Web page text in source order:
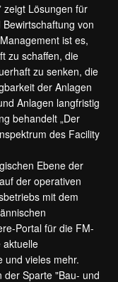
zeigt Lösungen für
von
ist es,
zu schaffen, die
zu senken, die
der Anlagen
Anlagen langfristig
behandelt „Der
des Facility
Ebene der
der operativen
mit dem
Portal für die FM-
aktuelle
und vieles mehr.
der Sparte "Bau- und